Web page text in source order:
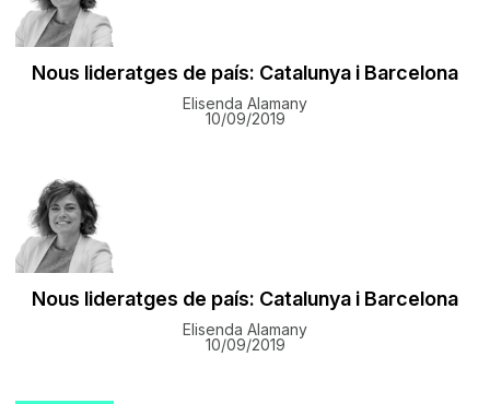
Nous lideratges de país: Catalunya i Barcelona
Elisenda Alamany
10/09/2019
Nous lideratges de país: Catalunya i Barcelona
Elisenda Alamany
10/09/2019